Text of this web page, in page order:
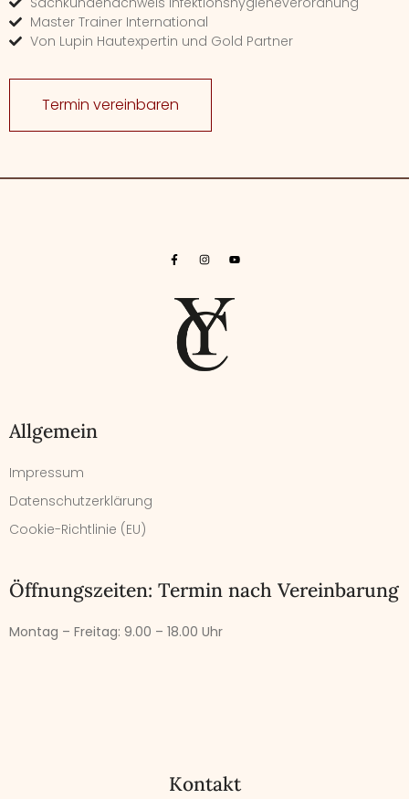
Master Trainer International
Von Lupin Hautexpertin und Gold Partner
Termin vereinbaren
Allgemein
Impressum
Datenschutzerklärung
Cookie-Richtlinie (EU)
Öffnungszeiten: Termin nach Vereinbarung
Montag – Freitag: 9.00 – 18.00 Uhr
Kontakt